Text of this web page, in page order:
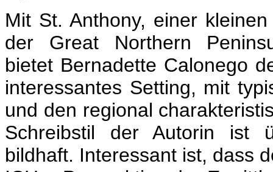
Mit St. Anthony, einer
der Great Northern
bietet Bernadette Calonego
interessantes Setting, mit
und den regional
Schreibstil der Autorin ist
bildhaft. Interessant ist, dass